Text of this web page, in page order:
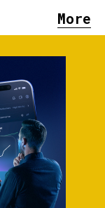
More